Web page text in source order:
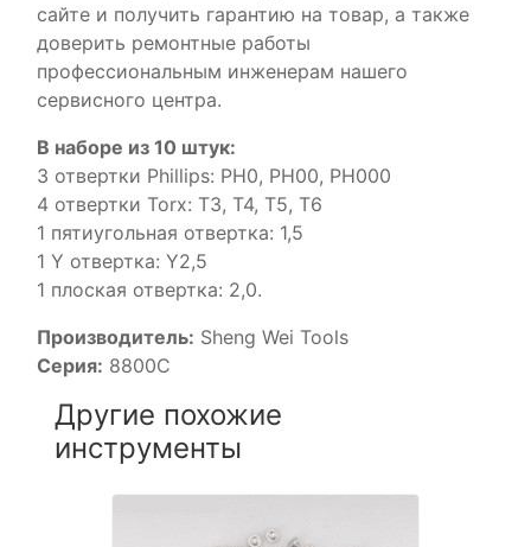
сайте и получить гарантию на товар, а также
доверить ремонтные работы
профессиональным инженерам нашего
сервисного центра.
В наборе из 10 штук:
3 отвертки Phillips: PH0, PH00, PH000
4 отвертки Torx: T3, T4, T5, T6
1 пятиугольная отвертка: 1,5
1 Y отвертка: Y2,5
1 плоская отвертка: 2,0.
Производитель: Sheng Wei Tools
Серия: 8800С
Другие похожие
инструменты